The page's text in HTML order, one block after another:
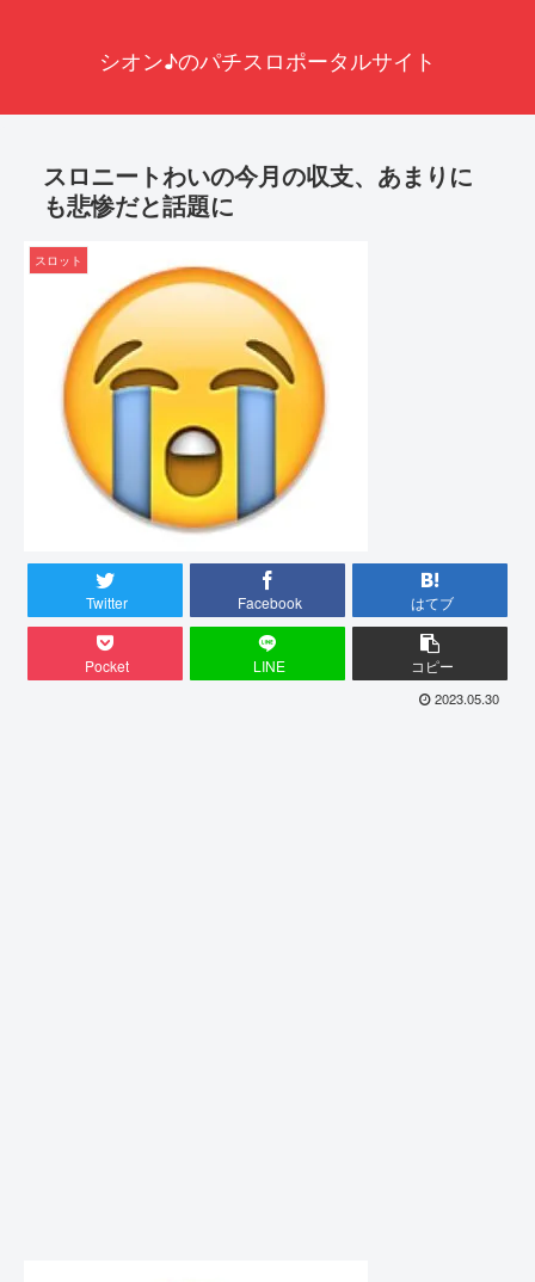
シオン♪のパチスロポータルサイト
スロニートわいの今月の収支、あまりに
も悲惨だと話題に
スロット
Twitter Facebook はてブ
Pocket LINE コピー
2023.05.30